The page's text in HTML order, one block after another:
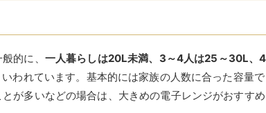
れ？単機能からスチームオーブンまで機能別に